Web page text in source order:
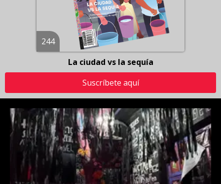
244
La ciudad vs la sequía
Suscríbete aquí